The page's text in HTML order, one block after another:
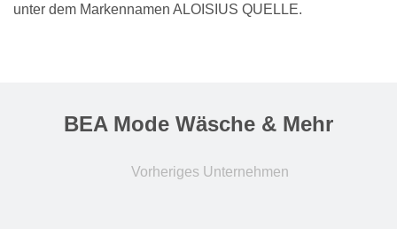
unter dem Markennamen ALOISIUS QUELLE.
BEA Mode Wäsche & Mehr
Vorheriges Unternehmen